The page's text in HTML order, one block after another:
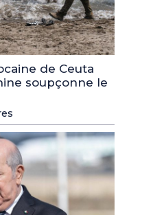
de Ceuta
soupçonne le